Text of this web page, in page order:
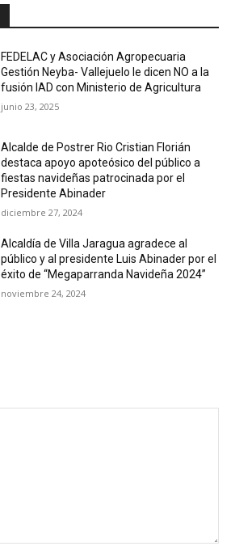
FEDELAC y Asociación Agropecuaria
Gestión Neyba- Vallejuelo le dicen NO a la
fusión IAD con Ministerio de Agricultura
junio 23, 2025
Alcalde de Postrer Rio Cristian Florián
destaca apoyo apoteósico del público a
fiestas navideñas patrocinada por el
Presidente Abinader
diciembre 27, 2024
Alcaldía de Villa Jaragua agradece al
público y al presidente Luis Abinader por el
éxito de “Megaparranda Navideña 2024”
noviembre 24, 2024